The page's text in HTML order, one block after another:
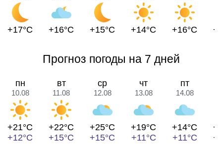
+17°C +16°C +15°C +14°C +16°C
Прогноз погоды на 7 дней
пн
10.08
+21°C
+12°C
вт
11.08
+22°C
+15°C
ср
12.08
+25°C
+15°C
чт
13.08
+19°C
+11°C
пт
14.08
+14°C
+11°C